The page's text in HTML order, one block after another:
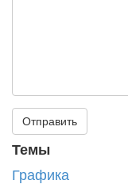
Темы
Графика